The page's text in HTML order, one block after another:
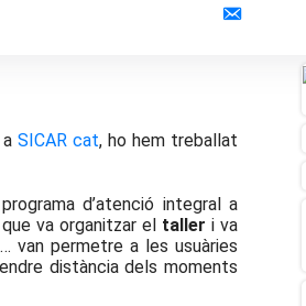
Contacto
aSICAR cat, ho hem treballat
d’atenció integral a
va organitzar el taller i va
van permetre a les usuàries
distància dels moments